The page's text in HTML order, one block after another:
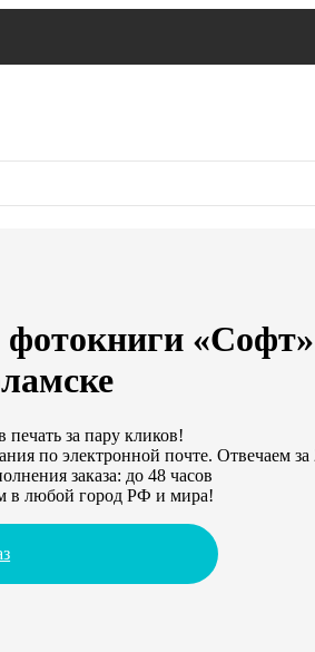
фотокниги
печать за пару кликов!
по электронной почте. Отвечаем за
заказа: до 48 часов
в любой город РФ и мира!